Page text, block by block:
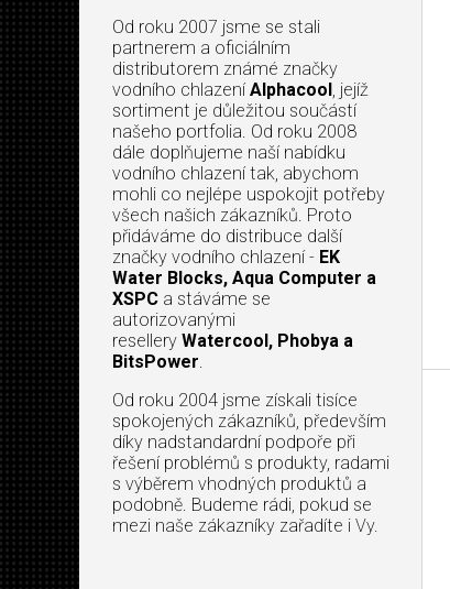
Od roku 2007 jsme se stali
partnerem a oficiálním
distributorem známé značky
vodního chlazení Alphacool, jejíž
sortiment je důležitou součástí
našeho portfolia. Od roku 2008
dále doplňujeme naší nabídku
vodního chlazení tak, abychom
mohli co nejlépe uspokojit potřeby
všech našich zákazníků. Proto
přidáváme do distribuce další
značky vodního chlazení - EK
Water Blocks, Aqua Computer a
XSPC a stáváme se
autorizovanými
resellery Watercool, Phobya a
BitsPower.
Od roku 2004 jsme získali tisíce
spokojených zákazníků, především
díky nadstandardní podpoře při
řešení problémů s produkty, radami
s výběrem vhodných produktů a
podobně. Budeme rádi, pokud se
mezi naše zákazníky zařadíte i Vy.